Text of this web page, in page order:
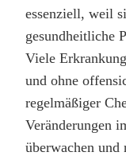
essenziell, weil
gesundheitliche
Viele
und ohne
regelmäßiger
Veränderungen
überwachen und